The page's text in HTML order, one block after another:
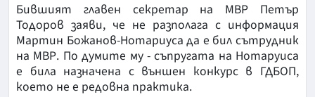
Бившият главен секретар на МВР Петър
Тодоров заяви, че не разполага с информация
Мартин Божанов-Нотариуса да е бил сътрудник
на МВР. По думите му - съпругата на Нотаруиса
е била назначена с външен конкурс в ГДБОП,
което не е редовна практика.